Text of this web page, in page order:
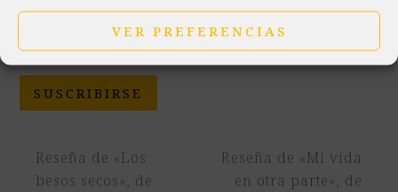
VER PREFERENCIAS
Correo electrónico
SUSCRIBIRSE
Reseña de «Los
besos secos», de
Reseña de «Mi vida
en otra parte», de